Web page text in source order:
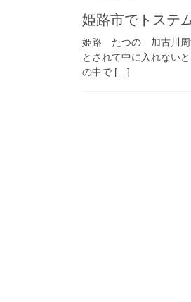
姫路市でトステ
姫路 たつの 加古川周
とされて中に入れない
の中で […]